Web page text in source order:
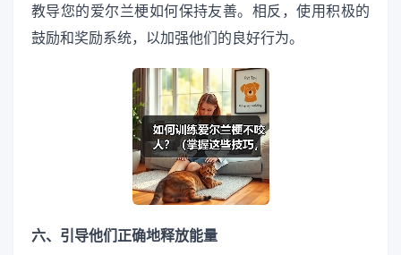
教导您的爱尔兰梗如何保持友善。相反，使用积极的
鼓励和奖励系统，以加强他们的良好行为。
六、引导他们正确地释放能量